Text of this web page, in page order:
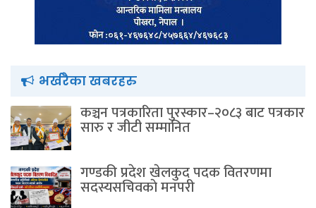
भर्खरैका खबरहरु
कञ्चन पत्रकारिता पुरस्कार–२०८३ बाट पत्रकार
सारु र जीटी सम्मानित
गण्डकी प्रदेश खेलकुद पदक वितरणमा
सदस्यसचिवकाे मनपरी